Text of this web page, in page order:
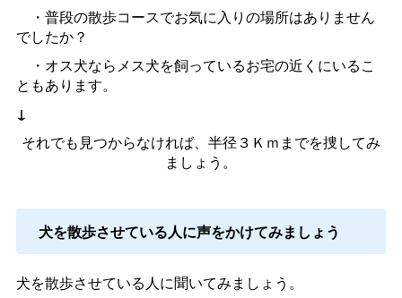
・普段の散歩コースでお気に入りの場所はありません
でしたか？
・オス犬ならメス犬を飼っているお宅の近くにいるこ
ともあります。
↓
それでも見つからなければ、半径３Ｋｍまでを捜してみ
ましょう。
犬を散歩させている人に声をかけてみましょう
犬を散歩させている人に聞いてみましょう。